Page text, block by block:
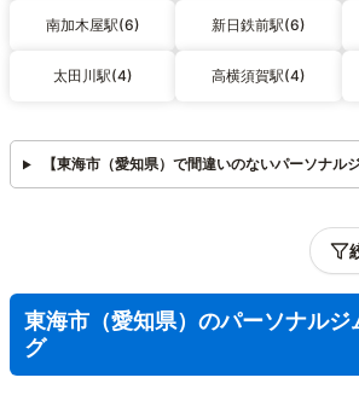
南加木屋駅(6) 新日鉄前駅(6)
太田川駅(4) 高横須賀駅(4)
【東海市（愛知県）で間違いのないパーソナル
東海市（愛知県）のパーソナルジ
グ